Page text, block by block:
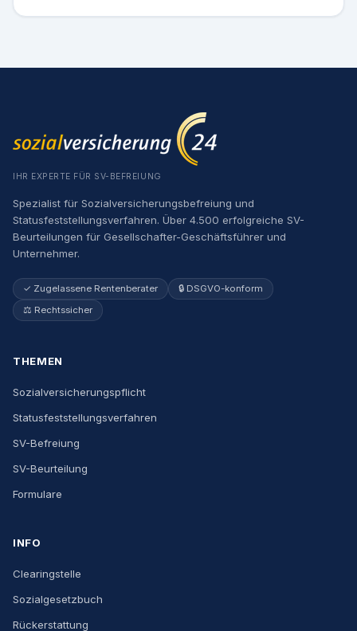
IHR EXPERTE FÜR SV-BEFREIUNG
Spezialist für Sozialversicherungsbefreiung und
Statusfeststellungsverfahren. Über 4.500 erfolgreiche SV-
Beurteilungen für Gesellschafter-Geschäftsführer und
Unternehmer.
✓ Zugelassene Rentenberater
🔒 DSGVO-konform
⚖️ Rechtssicher
THEMEN
Sozialversicherungspflicht
Statusfeststellungsverfahren
SV-Befreiung
SV-Beurteilung
Formulare
INFO
Clearingstelle
Sozialgesetzbuch
Rückerstattung